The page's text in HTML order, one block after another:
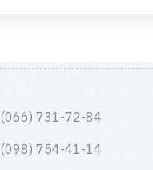
(066) 731-72-84
(098) 754-41-14